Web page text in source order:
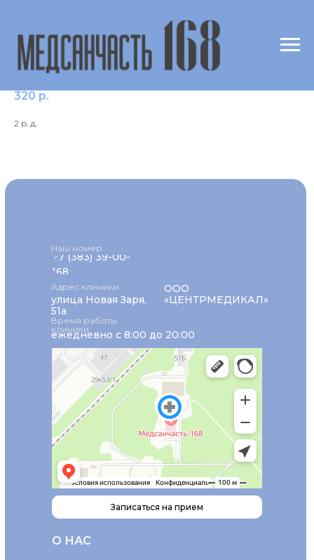
Альфа-амилаза в моче (разовая порция)
320 р.
2 р. д.
О НАС
+7 (383) 39-00-
168
Наш номер
ежедневно с 8:00 до 20:00
Время работы
клиники
Адрес клиники
улица Новая Заря,
51а
ООО
«ЦЕНТРМЕДИКАЛ»
Записаться на прием